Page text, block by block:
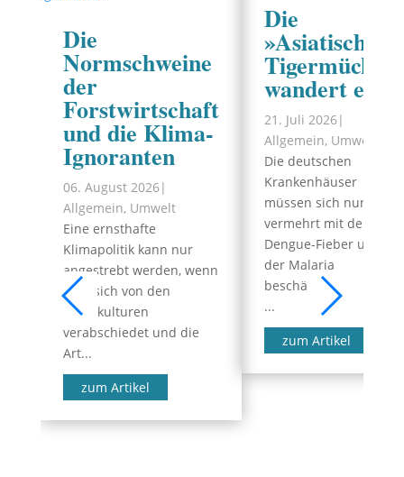
Die
Normschweine
der
Forstwirtschaft
und die Klima-
Ignoranten
06. August 2026|
Allgemein, Umwelt
Eine ernsthafte
Klimapolitik kann nur
angestrebt werden, wenn
man sich von den
Monokulturen
verabschiedet und die
Art...
zum Artikel
Die
»Asiatische
Tigermücke«
wandert ein
21. Juli 2026|
Allgemein, Umwelt
Die deutschen
Krankenhäuser
müssen sich nun
vermehrt mit dem
Dengue-Fieber und
der Malaria
beschäftigen.
...
zum Artikel